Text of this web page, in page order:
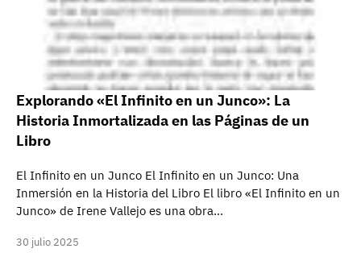
Explorando «El Infinito en un Junco»: La
Historia Inmortalizada en las Páginas de un
Libro
El Infinito en un Junco El Infinito en un Junco: Una
Inmersión en la Historia del Libro El libro «El Infinito en un
Junco» de Irene Vallejo es una obra…
30 julio 2025